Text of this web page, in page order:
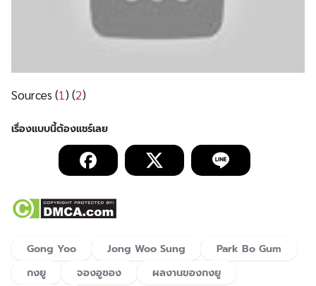
Sources (1) (2)
Gong Yoo Jong Woo Sung
Park Bo Gum
กงยู
จองอูซอง
ผลงานของกงยู